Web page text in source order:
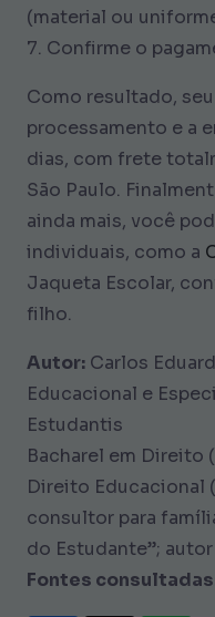
(material ou
7. Confirme o
Como resultado,
processamento e a
dias, com frete
São Paulo.
ainda mais, você
individuais, como a
Jaqueta Escolar,
filho.
Autor: Carlos
Educacional e
Estudantis
Bacharel em Direito
Direito Educacional
consultor para
do Estudante”;
Fontes